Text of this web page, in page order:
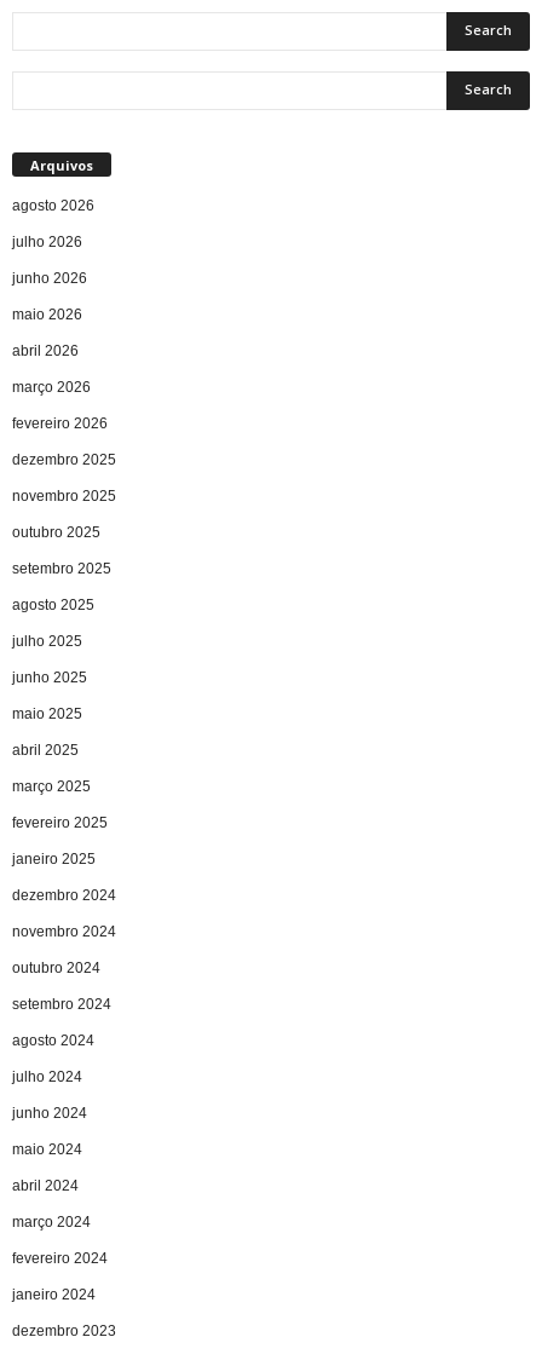
Arquivos
agosto 2026
julho 2026
junho 2026
maio 2026
abril 2026
março 2026
fevereiro 2026
dezembro 2025
novembro 2025
outubro 2025
setembro 2025
agosto 2025
julho 2025
junho 2025
maio 2025
abril 2025
março 2025
fevereiro 2025
janeiro 2025
dezembro 2024
novembro 2024
outubro 2024
setembro 2024
agosto 2024
julho 2024
junho 2024
maio 2024
abril 2024
março 2024
fevereiro 2024
janeiro 2024
dezembro 2023